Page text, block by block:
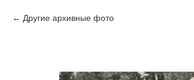
Другие архивные фото